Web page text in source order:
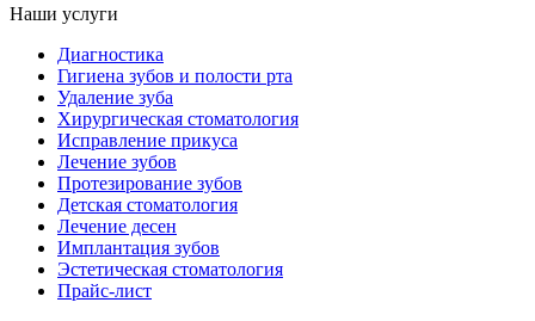
Наши услуги
Диагностика
Гигиена зубов и полости рта
Удаление зуба
Хирургическая стоматология
Исправление прикуса
Лечение зубов
Протезирование зубов
Детская стоматология
Лечение десен
Имплантация зубов
Эстетическая стоматология
Прайс-лист